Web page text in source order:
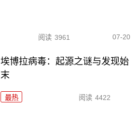
阅读 3961 07-20
埃博拉病毒：起源之谜与发现始
末
最热 阅读 4422